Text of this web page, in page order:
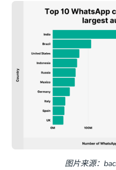
图片来源：